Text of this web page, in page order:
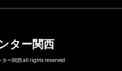
ター関西
ー関西 all rights reserved.